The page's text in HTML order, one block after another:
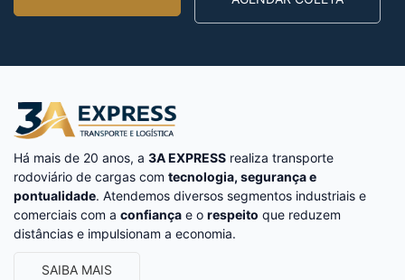
Há mais de 20 anos, a 3A EXPRESS realiza transporte
rodoviário de cargas com tecnologia, segurança e
pontualidade. Atendemos diversos segmentos industriais e
comerciais com a confiança e o respeito que reduzem
distâncias e impulsionam a economia.
SAIBA MAIS